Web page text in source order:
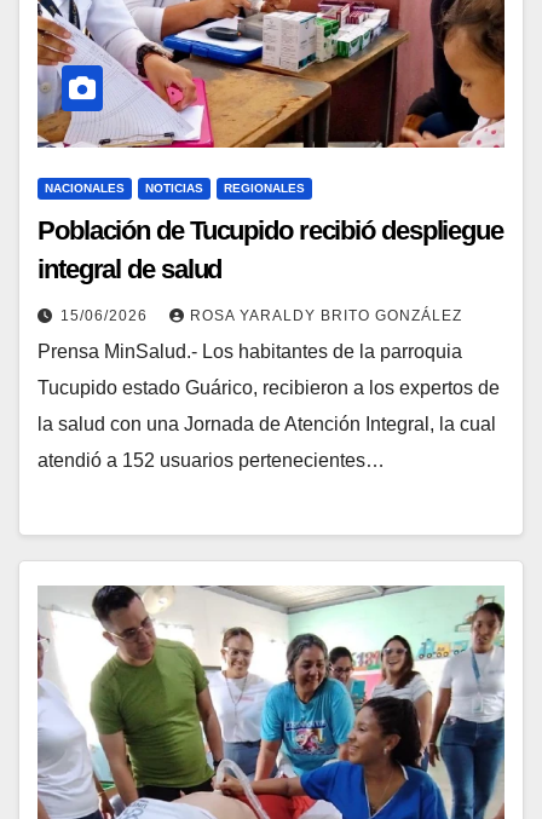
NACIONALES NOTICIAS REGIONALES
Población de Tucupido recibió despliegue
integral de salud
15/06/2026 ROSA YARALDY BRITO GONZÁLEZ
Prensa MinSalud.- Los habitantes de la parroquia
Tucupido estado Guárico, recibieron a los expertos de
la salud con una Jornada de Atención Integral, la cual
atendió a 152 usuarios pertenecientes…